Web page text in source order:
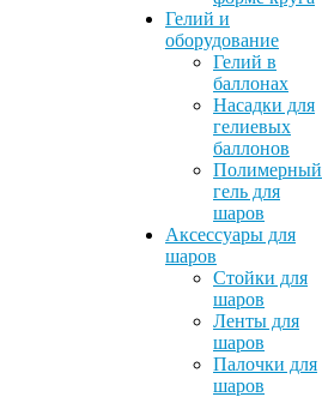
Гелий и
оборудование
Гелий в
баллонах
Насадки для
гелиевых
баллонов
Полимерный
гель для
шаров
Аксессуары для
шаров
Стойки для
шаров
Ленты для
шаров
Палочки для
шаров